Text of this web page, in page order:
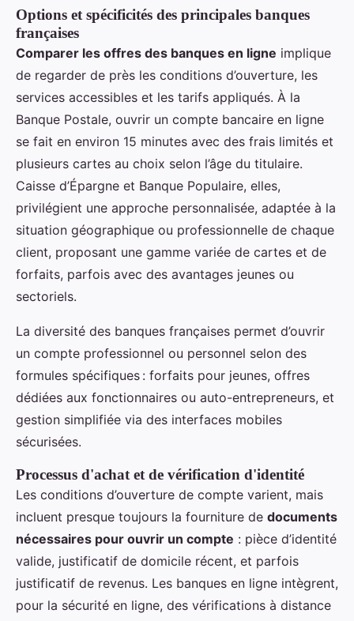
Options et spécificités des principales banques
françaises
Comparer les offres des banques en ligne implique
de regarder de près les conditions d’ouverture, les
services accessibles et les tarifs appliqués. À la
Banque Postale, ouvrir un compte bancaire en ligne
se fait en environ 15 minutes avec des frais limités et
plusieurs cartes au choix selon l’âge du titulaire.
Caisse d’Épargne et Banque Populaire, elles,
privilégient une approche personnalisée, adaptée à la
situation géographique ou professionnelle de chaque
client, proposant une gamme variée de cartes et de
forfaits, parfois avec des avantages jeunes ou
sectoriels.
La diversité des banques françaises permet d’ouvrir
un compte professionnel ou personnel selon des
formules spécifiques : forfaits pour jeunes, offres
dédiées aux fonctionnaires ou auto-entrepreneurs, et
gestion simplifiée via des interfaces mobiles
sécurisées.
Processus d'achat et de vérification d'identité
Les conditions d’ouverture de compte varient, mais
incluent presque toujours la fourniture de documents
nécessaires pour ouvrir un compte : pièce d’identité
valide, justificatif de domicile récent, et parfois
justificatif de revenus. Les banques en ligne intègrent,
pour la sécurité en ligne, des vérifications à distance